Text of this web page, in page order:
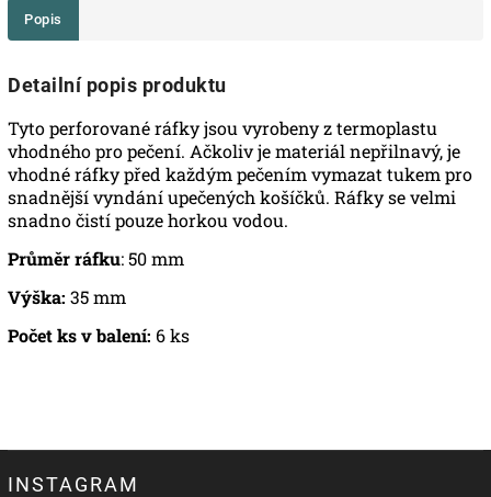
Popis
Detailní popis produktu
Tyto perforované ráfky jsou vyrobeny z termoplastu
vhodného pro pečení. Ačkoliv je materiál nepřilnavý, je
vhodné ráfky před každým pečením vymazat tukem pro
snadnější vyndání upečených košíčků. Ráfky se velmi
snadno čistí pouze horkou vodou.
Průměr ráfku:50 mm
Výška: 35 mm
Počet ks v balení: 6 ks
INSTAGRAM